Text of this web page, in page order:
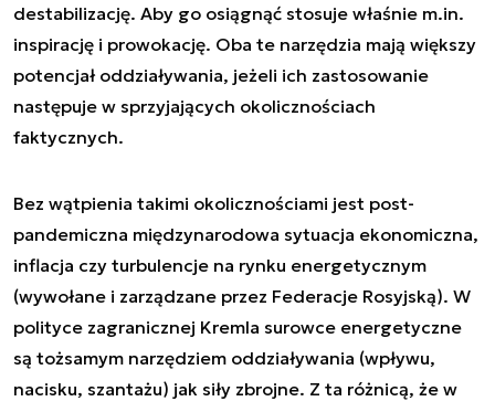
destabilizację. Aby go osiągnąć stosuje właśnie m.in.
inspirację i prowokację. Oba te narzędzia mają większy
potencjał oddziaływania, jeżeli ich zastosowanie
następuje w sprzyjających okolicznościach
faktycznych.
Bez wątpienia takimi okolicznościami jest post-
pandemiczna międzynarodowa sytuacja ekonomiczna,
inflacja czy turbulencje na rynku energetycznym
(wywołane i zarządzane przez Federacje Rosyjską). W
polityce zagranicznej Kremla surowce energetyczne
są tożsamym narzędziem oddziaływania (wpływu,
nacisku, szantażu) jak siły zbrojne. Z ta różnicą, że w